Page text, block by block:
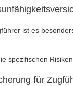
ist es
spezifischen
für